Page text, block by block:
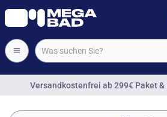
Versandkostenfrei ab 299€ Paket